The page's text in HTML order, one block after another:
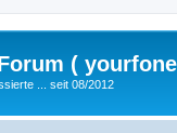
(
... seit 08/2012